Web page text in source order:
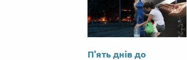
П'ять днів до